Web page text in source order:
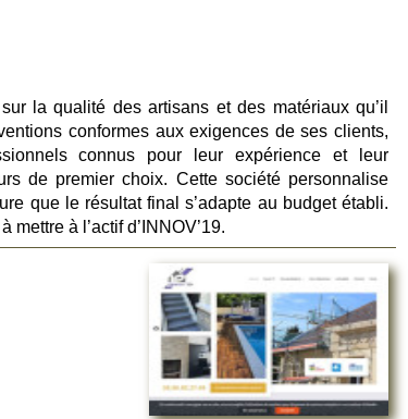
la qualité des artisans et des matériaux qu’il
conformes aux exigences de ses clients,
connus pour leur expérience et leur
de premier choix. Cette société personnalise
que le résultat final s’adapte au budget établi.
mettre à l’actif d’INNOV’19.